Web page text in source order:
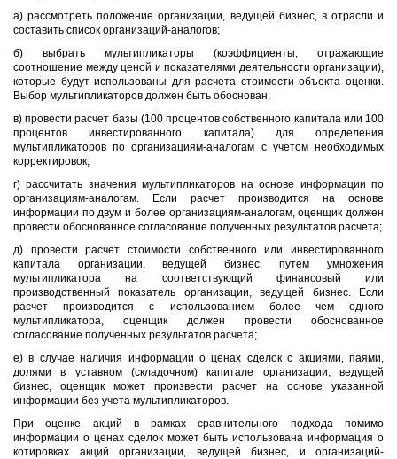
а) рассмотреть положение организации, ведущей бизнес, в отрасли и
составить список организаций-аналогов;
б) выбрать мультипликаторы (коэффициенты, отражающие
соотношение между ценой и показателями деятельности организации),
которые будут использованы для расчета стоимости объекта оценки.
Выбор мультипликаторов должен быть обоснован;
в) провести расчет базы (100 процентов собственного капитала или 100
процентов инвестированного капитала) для определения
мультипликаторов по организациям-аналогам с учетом необходимых
корректировок;
г) рассчитать значения мультипликаторов на основе информации по
организациям-аналогам. Если расчет производится на основе
информации по двум и более организациям-аналогам, оценщик должен
провести обоснованное согласование полученных результатов расчета;
д) провести расчет стоимости собственного или инвестированного
капитала организации, ведущей бизнес, путем умножения
мультипликатора на соответствующий финансовый или
производственный показатель организации, ведущей бизнес. Если
расчет производится с использованием более чем одного
мультипликатора, оценщик должен провести обоснованное
согласование полученных результатов расчета;
е) в случае наличия информации о ценах сделок с акциями, паями,
долями в уставном (складочном) капитале организации, ведущей
бизнес, оценщик может произвести расчет на основе указанной
информации без учета мультипликаторов.
При оценке акций в рамках сравнительного подхода помимо
информации о ценах сделок может быть использована информация о
котировках акций организации, ведущей бизнес, и организаций-